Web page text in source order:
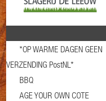
*OP WARME DAGEN GEEN
VERZENDING PostNL*
BBQ
AGE YOUR OWN COTE